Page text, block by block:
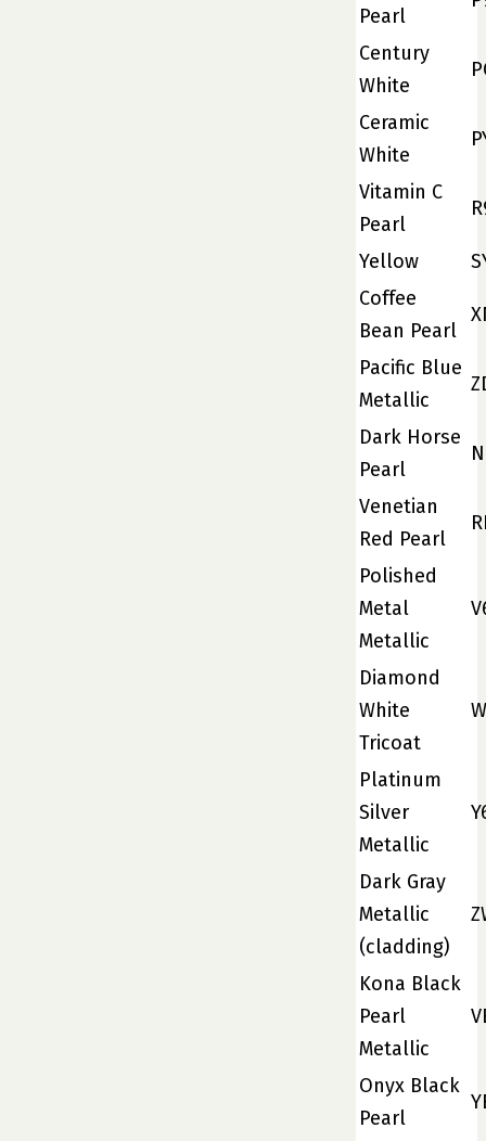
Pearl
Century
White
Ceramic
White
Vitamin C
Pearl
Yellow
Coffee
Bean Pearl
Pacific Blue
Metallic
Dark Horse
Pearl
Venetian
Red Pearl
Polished
Metal
Metallic
Diamond
White
Tricoat
Platinum
Silver
Metallic
Dark Gray
Metallic
(cladding)
Kona Black
Pearl
Metallic
Onyx Black
Pearl